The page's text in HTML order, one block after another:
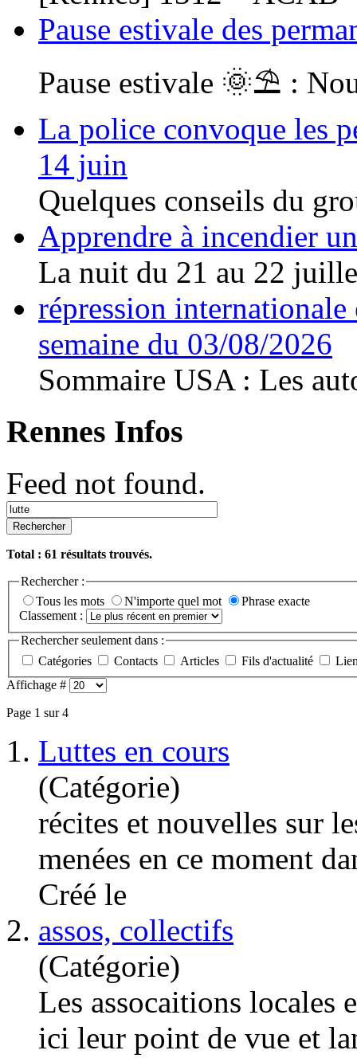
Pause estivale des
Pause estivale 🌞⛱ :
La police convoque les
14 juin
Quelques conseils du
Apprendre à incendier
La nuit du 21 au 22
répression
semaine du 03/08/2026
Sommaire USA : Les
Rennes Infos
Feed not found.
Rechercher
Total : 61 résultats trouvés.
Rechercher :
Tous les mots
N'importe quel mot
Phrase exacte
Classement :
Rechercher seulement dans :
Catégories
Contacts Articles Fils d'actualité
Affichage #
Page 1 sur 4
1. Luttes en cours
(Catégorie)
récites et nouvelles sur
menées en ce moment
Créé le
2. assos, collectifs
(Catégorie)
Les assocaitions locales
ici leur point de vue et